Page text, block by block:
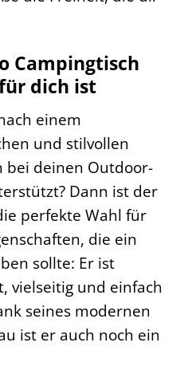
Campingtisch
dich ist
einem
und stilvollen
bei deinen Outdoor-
Dann ist der
perfekte Wahl für
die ein
sollte: Er ist
vielseitig und einfach
seines modernen
ist er auch noch ein